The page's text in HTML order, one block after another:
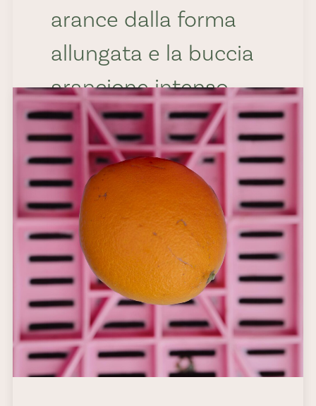
arance dalla forma
allungata e la buccia
arancione intenso,
più spessa rispetto a
quella della Lane
Late ma comunque
facile da pelare.
Come tutte le navel,
queste arance non
hanno semi e grazie
al loro ottimale